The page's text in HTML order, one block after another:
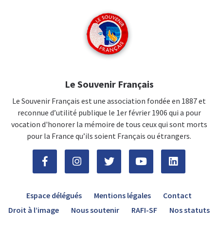
Le Souvenir Français
Le Souvenir Français est une association fondée en 1887 et
reconnue d’utilité publique le 1er février 1906 qui a pour
vocation d'honorer la mémoire de tous ceux qui sont morts
pour la France qu’ils soient Français ou étrangers.
Espace délégués Mentions légales
Contact
Droit à l’image
Nous soutenir RAFI-SF Nos statuts